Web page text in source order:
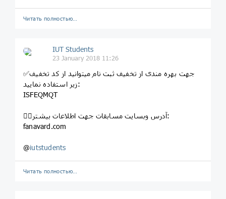
Читать полностью…
IUT Students
23 January 2018 11:26
✅جهت بهره مندی از تخفیف ثبت نام میتوانید از کد تخفیف
زیر استفاده نمایید:
ISFEQMQT
👈🏻آدرس وبسایت مسابقات جهت اطلاعات بیشتر:
fanavard.com
@iutstudents
Читать полностью…